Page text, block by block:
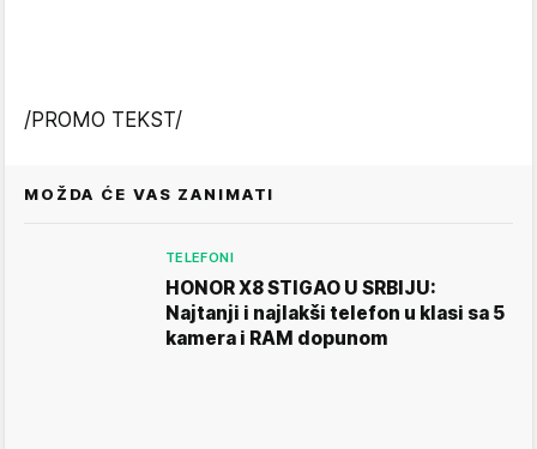
/PROMO TEKST/
MOŽDA ĆE VAS ZANIMATI
TELEFONI
HONOR X8 STIGAO U SRBIJU:
Najtanji i najlakši telefon u klasi sa 5
kamera i RAM dopunom